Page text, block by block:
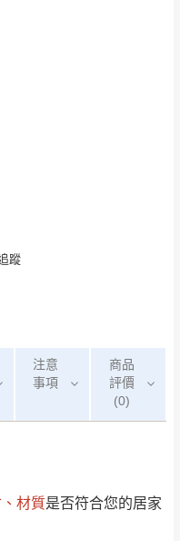
蹤
注意
事項
商品
評價
(0)
材質是否符合您的居家
明
及時更新，如有需